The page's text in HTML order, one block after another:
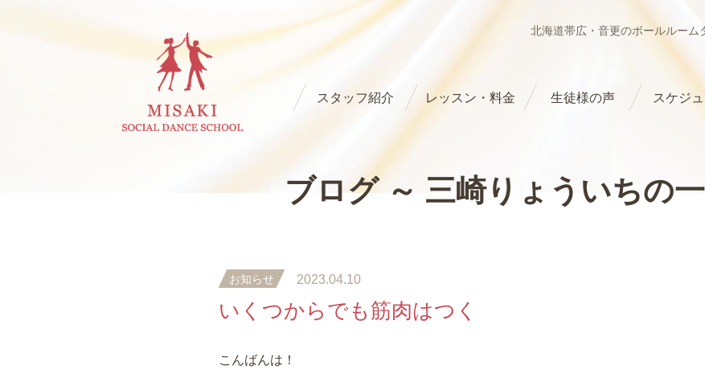
北海道帯広・音更のボールルー
スタッフ紹介 レッスン・料金 生徒様の声 スケジ
ブログ ～ 三崎りょういちの
お知らせ 2023.04.10
いくつからでも筋肉はつく
こんばんは！